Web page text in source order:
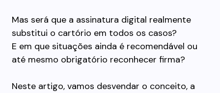
Mas será que a assinatura digital realmente
substitui o cartório em todos os casos?
E em que situações ainda é recomendável ou
até mesmo obrigatório reconhecer firma?
Neste artigo, vamos desvendar o conceito, a